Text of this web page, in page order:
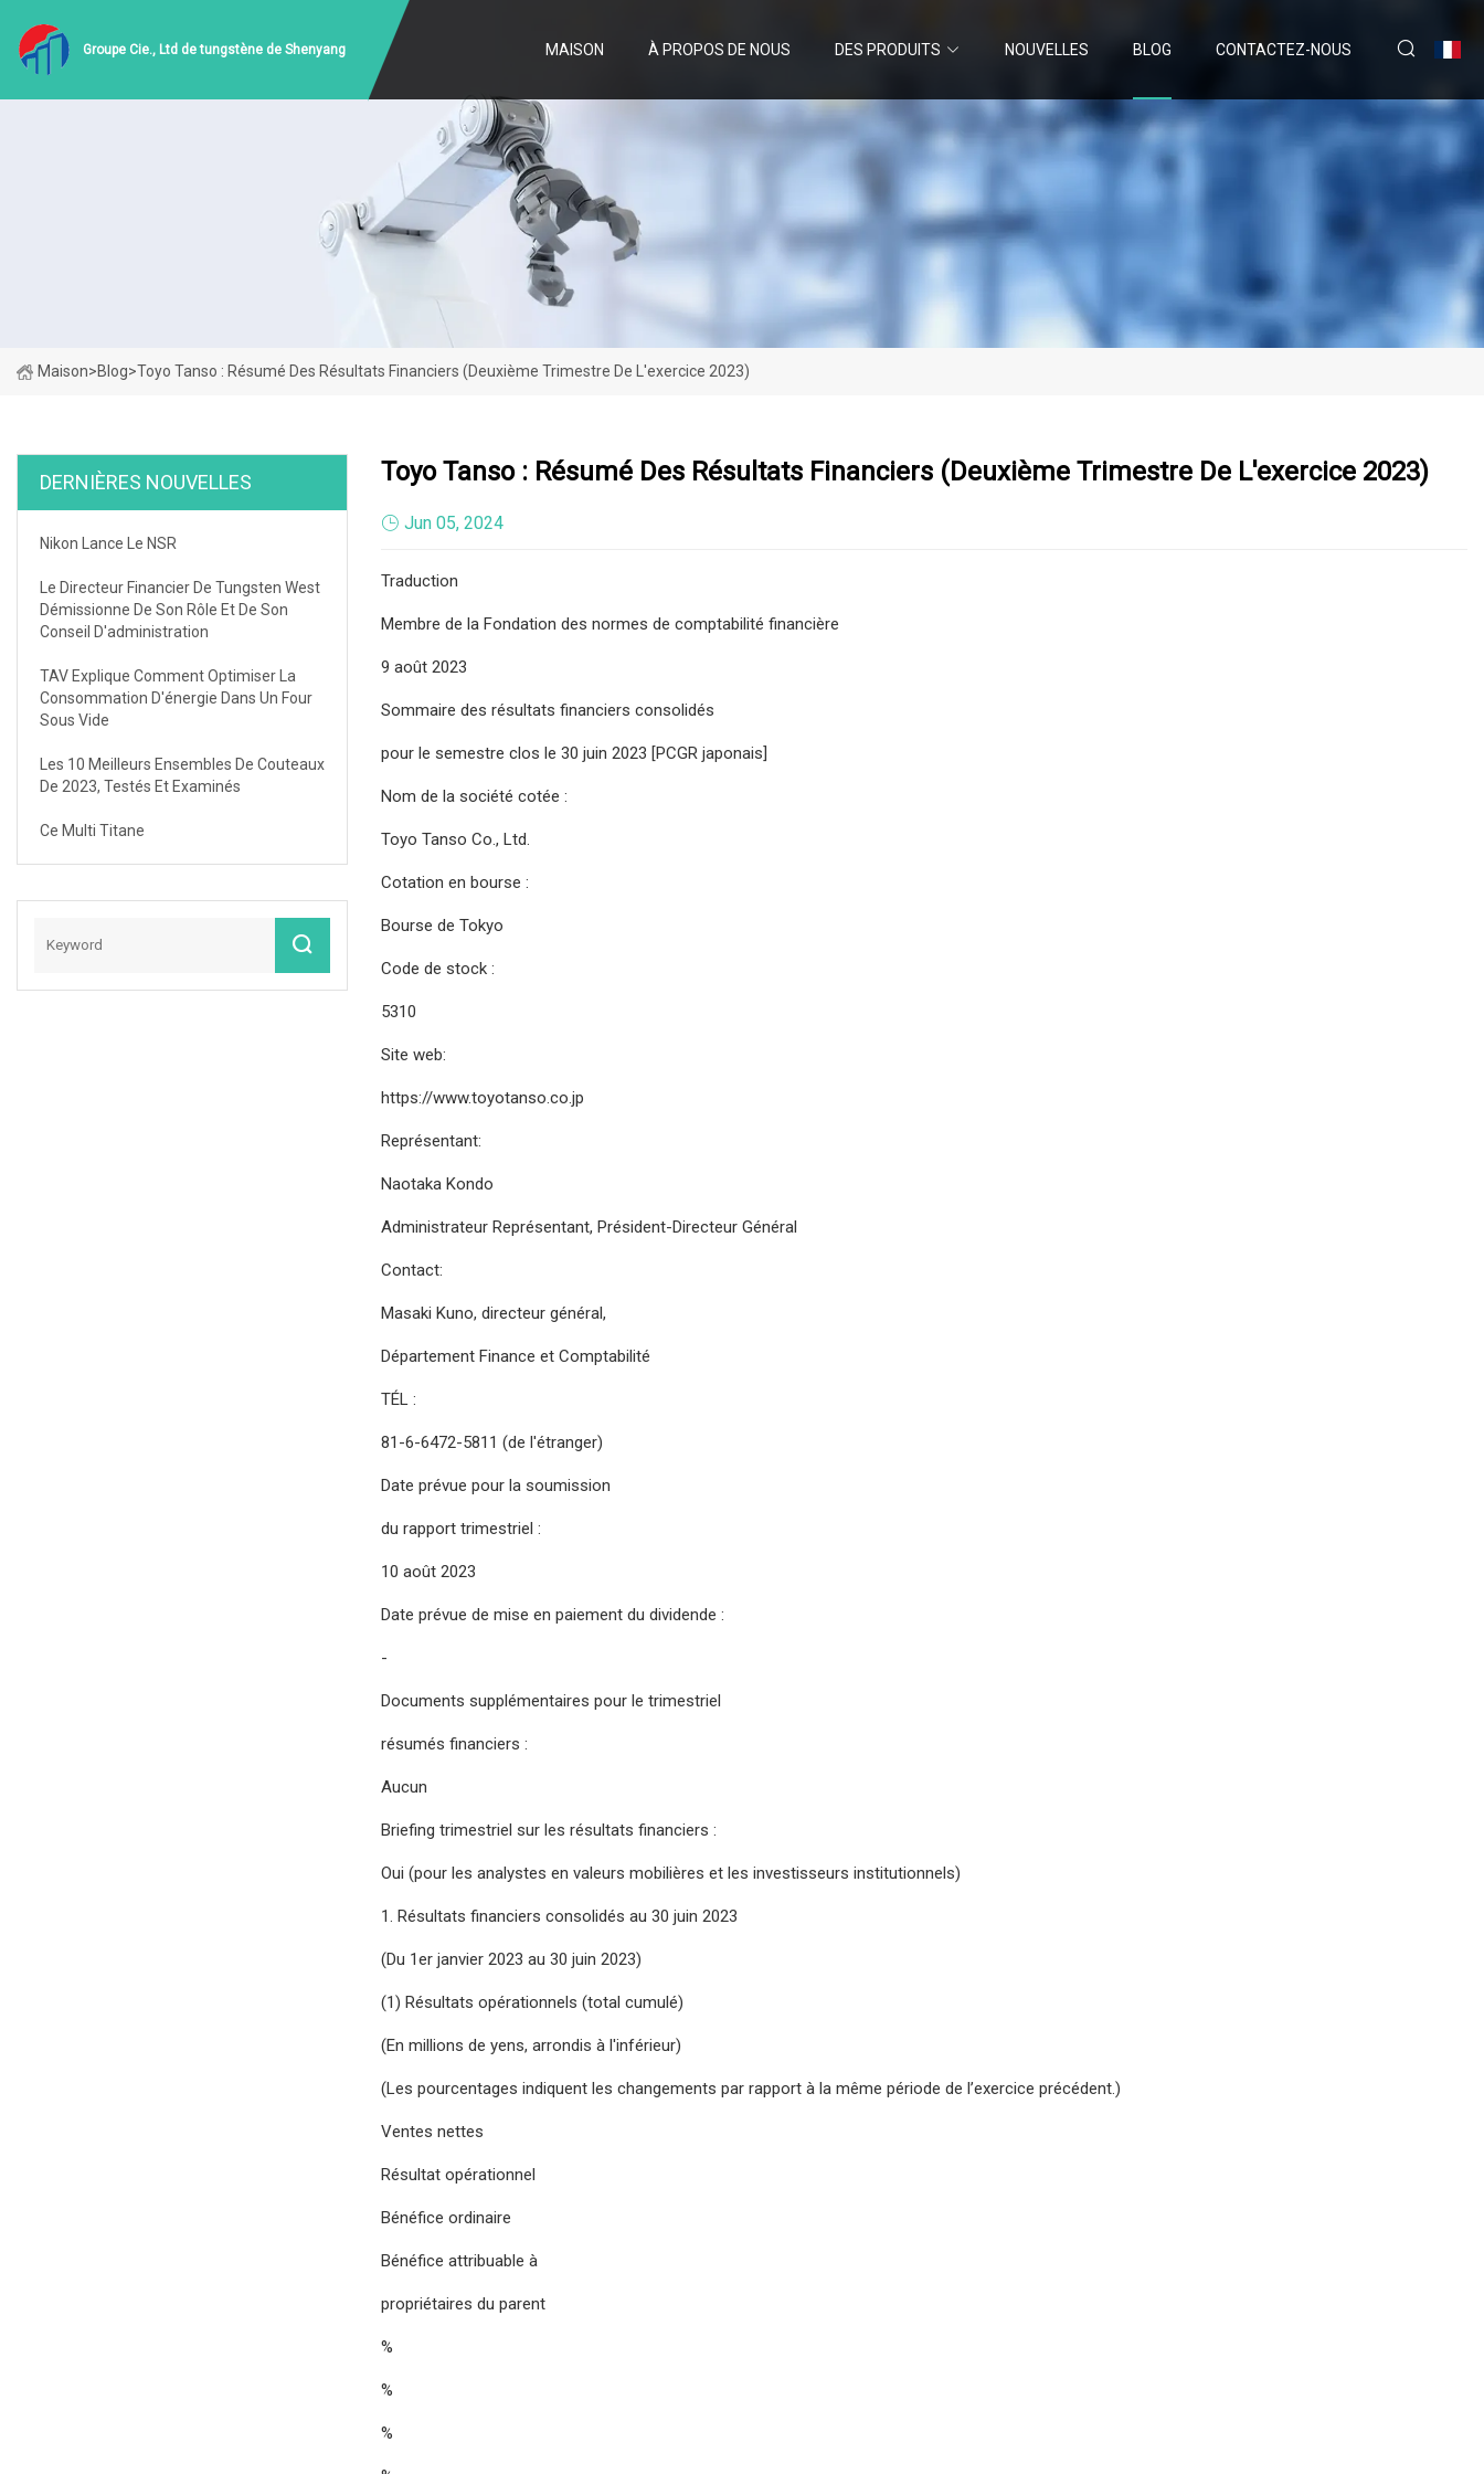
Groupe Cie., Ltd de tungstène de Shenyang MAISON À PROPOS DE NOUS DES PRODUITS NOUVELLES BLOG CONTACTEZ-NOUS
Maison>Blog>Toyo Tanso : Résumé Des Résultats Financiers (deuxième Trimestre De L'exercice 2023)
DERNIÈRES NOUVELLES
Nikon Lance Le NSR
Le Directeur Financier De Tungsten West
Démissionne De Son Rôle Et De Son
Conseil D'administration
TAV Explique Comment Optimiser La
Consommation D'énergie Dans Un Four
Sous Vide
Les 10 Meilleurs Ensembles De Couteaux
De 2023, Testés Et Examinés
Ce Multi Titane
Toyo Tanso : Résumé Des Résultats Financiers (deuxième Trimestre De L'exercice 2023)
Jun 05, 2024
Traduction
Membre de la Fondation des normes de comptabilité financière
9 août 2023
Sommaire des résultats financiers consolidés
pour le semestre clos le 30 juin 2023 [PCGR japonais]
Nom de la société cotée :
Toyo Tanso Co., Ltd.
Cotation en bourse :
Bourse de Tokyo
Code de stock :
5310
Site web:
https://www.toyotanso.co.jp
Représentant:
Naotaka Kondo
Administrateur Représentant, Président-Directeur Général
Contact:
Masaki Kuno, directeur général,
Département Finance et Comptabilité
TÉL :
81-6-6472-5811 (de l'étranger)
Date prévue pour la soumission
du rapport trimestriel :
10 août 2023
Date prévue de mise en paiement du dividende :
-
Documents supplémentaires pour le trimestriel
résumés financiers :
Aucun
Briefing trimestriel sur les résultats financiers :
Oui (pour les analystes en valeurs mobilières et les investisseurs institutionnels)
1. Résultats financiers consolidés au 30 juin 2023
(Du 1er janvier 2023 au 30 juin 2023)
(1) Résultats opérationnels (total cumulé)
(En millions de yens, arrondis à l'inférieur)
(Les pourcentages indiquent les changements par rapport à la même période de l’exercice précédent.)
Ventes nettes
Résultat opérationnel
Bénéfice ordinaire
Bénéfice attribuable à
propriétaires du parent
%
%
%